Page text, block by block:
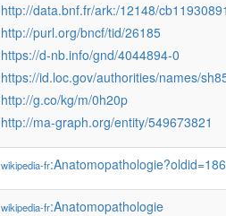
http://data.bnf.fr/ark:/12148/
http://purl.org/bncf/tid/26185
https://d-nb.info/gnd/4044894-0
https://id.loc.gov/authorities/names/
http://g.co/kg/m/0h20p
http://ma-graph.org/entity/549673821
wikipedia-fr
wikipedia-fr:Anatomopathologie